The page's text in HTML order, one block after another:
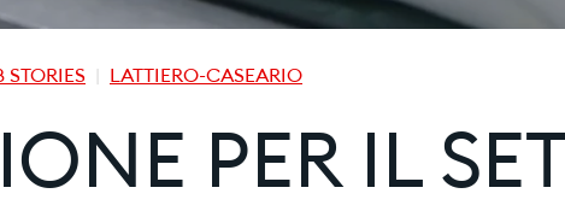
STORIES LATTIERO-CASEARIO
PER IL